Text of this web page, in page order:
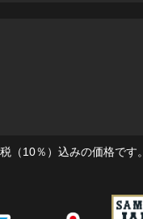
（10％）込みの価格です。